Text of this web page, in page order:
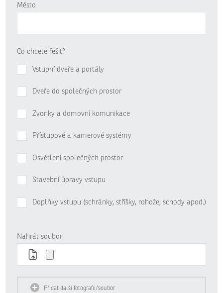
Město
Co chcete řešit?
Vstupní dveře a portály
Dveře do společných prostor
Zvonky a domovní komunikace
Přístupové a kamerové systémy
Osvětlení společných prostor
Stavební úpravy vstupu
Doplňky vstupu (schránky, stříšky, rohože, schody apod.)
Nahrát soubor
Přidat další fotografii/soubor